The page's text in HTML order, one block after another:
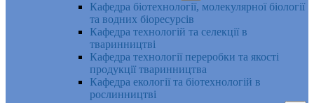
Кафедра біотехнології, молекулярної біології
та водних біоресурсів
Кафедра технологій та селекції в
тваринництві
Кафедра технології переробки та якості
продукції тваринництва
Кафедра екології та біотехнологій в
рослинництві